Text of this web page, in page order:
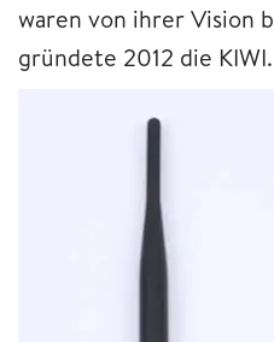
waren von ihrer Vision
gründete 2012 die